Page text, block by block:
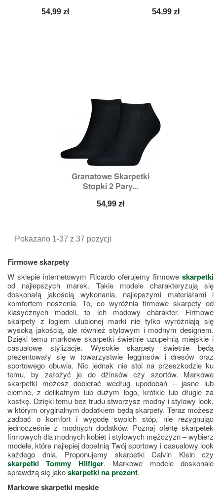
Cena
54,99 zł Cena
54,99 zł
Granatowe Skarpetki
Stopki 2 Pary...
Cena
54,99 zł
Pokazano 1-37 z 37 pozycji
Firmowe skarpety
W sklepie internetowym Ricardo oferujemy firmowe skarpetki
od najlepszych marek. Takie modele charakteryzują się
doskonałą jakością wykonania, najlepszymi materiałami i
komfortem noszenia. To, co wyróżnia firmowe skarpety od
klasycznych modeli, to ich modowy charakter. Firmowe
skarpety z logiem ulubionej marki nie tylko wyróżniają się
wysoką jakością, ale również stylowym i modnym designem.
Dzięki temu markowe skarpetki świetnie uzupełnią miejskie i
casualowe stylizacje. Wysokie skarpety świetnie będą
prezentowały się w towarzystwie legginsów i dresów oraz
sportowego obuwia. Nic jednak nie stoi na przeszkodzie ku
temu, by założyć je do dżinsów czy szortów. Markowe
skarpetki możesz dobierać według upodobań – jasne lub
ciemne, z delikatnym lub dużym logo, krótkie lub długie za
kostkę. Dzięki temu bez trudu stworzysz modny i stylowy look,
w którym oryginalnym dodatkiem będą skarpety. Teraz możesz
zadbać o komfort i wygodę swoich stóp, nie rezygnując
jednocześnie z modnych dodatków. Poznaj ofertę skarpetek
firmowych dla modnych kobiet i stylowych mężczyzn – wybierz
modele, które najlepiej dopełnią Twój sportowy i casualowy look
skarpetki Tommy Hilfiger. Markowe modele doskonale
sprawdzą się jako skarpetki na prezent.
Markowe skarpetki męskie